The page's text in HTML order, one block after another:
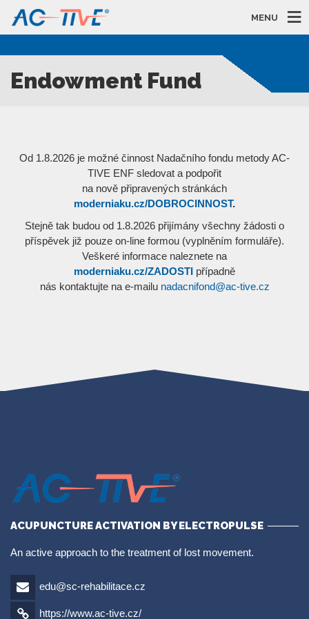
MENU
Endowment Fund
Od 1.8.2026 je možné činnost Nadačního fondu metody AC-
TIVE ENF sledovat a podpořit
na nově připravených stránkách
moderniaku.cz/DOBROCINNOST.
Stejně tak budou od 1.8.2026 přijímány všechny žádosti o
příspěvek již pouze on-line formou (vyplněním formuláře).
Veškeré informace naleznete na
moderniaku.cz/ZADOSTI případně
nás kontaktujte na e-mailu nadacnifond@ac-tive.cz
ACUPUNCTURE ACTIVATION BY ELECTROPULSE
An active approach to the treatment of lost movement.
edu@sc-rehabilitace.cz
https://www.ac-tive.cz/